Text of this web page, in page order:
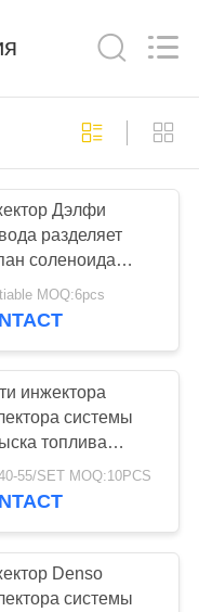
Дэлфи
разделяет
соленоида
системы
топлива 7206-
MOQ:6pcs
инжектора
системы
топлива
на инжекторы
коллектора
55/SET MOQ:10PCS
Denso
системы